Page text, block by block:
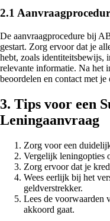
2.1
De aanvraagprocedure bij
gestart. Zorg ervoor dat je
hebt, zoals identiteitsbewijs,
relevante informatie. Na het
beoordelen en contact met
3. Tips voor een
Leningaanvraag
Zorg voor een
Vergelijk leningopties
Zorg ervoor dat je
Wees eerlijk bij het
geldverstrekker.
Lees de voorwaarden
akkoord gaat.